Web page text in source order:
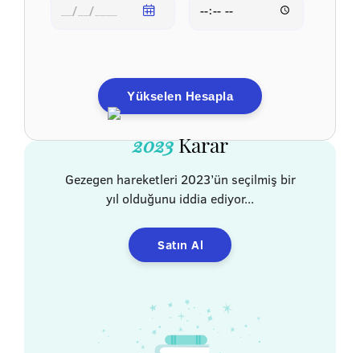
Yükselen Hesapla
2023Karar
Gezegen hareketleri 2023’ün seçilmiş bir
yıl olduğunu iddia ediyor...
Satın Al